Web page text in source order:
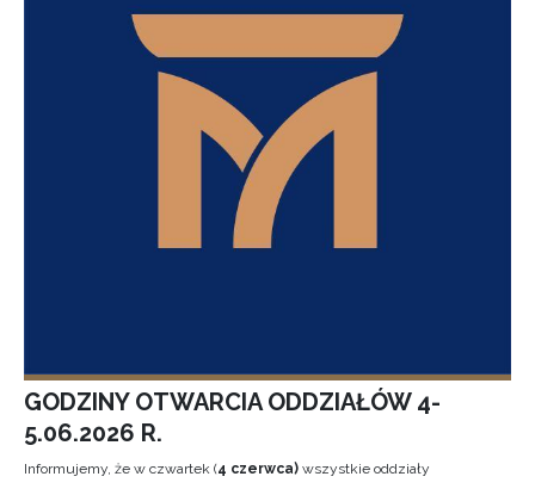
GODZINY OTWARCIA ODDZIAŁÓW 4-
5.06.2026 R.
Informujemy, że w czwartek (4 czerwca) wszystkie oddziały